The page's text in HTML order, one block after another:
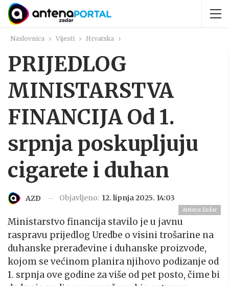
Naslovnica Vijesti Hrvatska
PRIJEDLOG
MINISTARSTVA
FINANCIJA Od 1.
srpnja poskupljuju
cigarete i duhan
AZD Objavljeno: 12. lipnja 2025. 14:03
Antena Zadar
Ministarstvo financija stavilo je u javnu
raspravu prijedlog Uredbe o visini trošarine na
duhanske prerađevine i duhanske proizvode,
kojom se većinom planira njihovo podizanje od
1. srpnja ove godine za više od pet posto, čime bi